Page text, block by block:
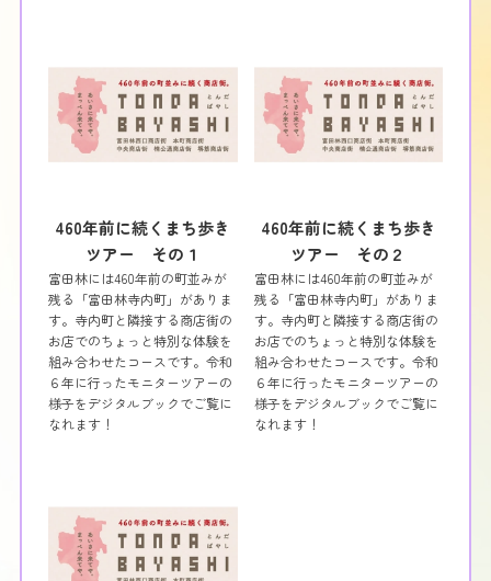
460年前に続くまち歩き
ツアー その１
富田林には460年前の町並みが
残る「富田林寺内町」がありま
す。寺内町と隣接する商店街の
お店でのちょっと特別な体験を
組み合わせたコースです。令和
６年に行ったモニターツアーの
様子をデジタルブックでご覧に
なれます！
460年前に続くまち歩き
ツアー その２
富田林には460年前の町並みが
残る「富田林寺内町」がありま
す。寺内町と隣接する商店街の
お店でのちょっと特別な体験を
組み合わせたコースです。令和
６年に行ったモニターツアーの
様子をデジタルブックでご覧に
なれます！